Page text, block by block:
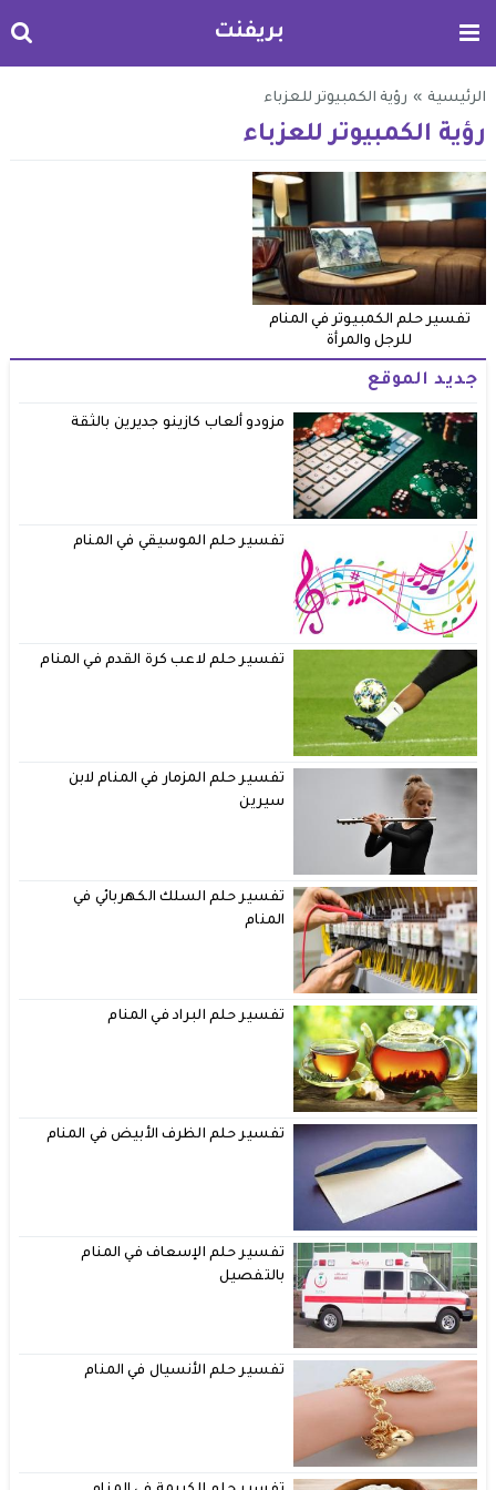
بريفنت
الرئيسية » رؤية الكمبيوتر للعزباء
رؤية الكمبيوتر للعزباء
تفسير حلم الكمبيوتر في المنام
للرجل والمرأة
جديد الموقع
مزودو ألعاب كازينو جديرين بالثقة
تفسير حلم الموسيقي في المنام
تفسير حلم لاعب كرة القدم في المنام
تفسير حلم المزمار في المنام لابن
سيرين
تفسير حلم السلك الكهربائي في
المنام
تفسير حلم البراد في المنام
تفسير حلم الظرف الأبيض في المنام
تفسير حلم الإسعاف في المنام
بالتفصيل
تفسير حلم الأنسيال في المنام